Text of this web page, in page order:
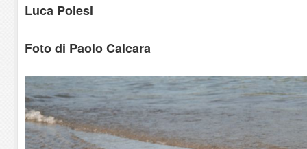
Luca Polesi
Foto di Paolo Calcara